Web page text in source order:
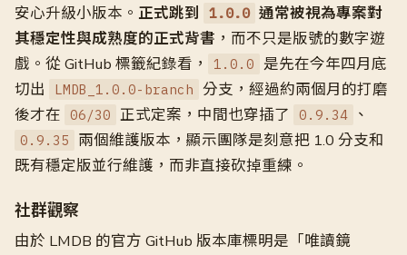
安心升級小版本。 正式跳到 1.0.0 通常被視為專案對
其穩定性與成熟度的正式背書 ，而不只是版號的數字遊
戲。從 GitHub 標籤紀錄看，
1.0.0 是先在今年四月底
切出
LMDB_1.0.0-branch 分支，經過約兩個月的打磨
後才在 06/30 正式定案，中間也穿插了 0.9.34 、
0.9.35
兩個維護版本，顯示團隊是刻意把 1.0 分支和
既有穩定版並行維護，而非直接砍掉重練。
社群觀察
由於 LMDB 的官方 GitHub 版本庫標明是「唯讀鏡